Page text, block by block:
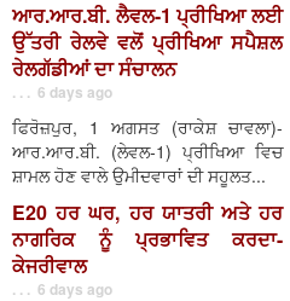
ਆਰ.ਆਰ.ਬੀ. ਲੈਵਲ-1 ਪ੍ਰੀਖਿਆ ਲਈ
ਉੱਤਰੀ ਰੇਲਵੇ ਵਲੋਂ ਪ੍ਰੀਖਿਆ ਸਪੈਸ਼ਲ
ਰੇਲਗੱਡੀਆਂ ਦਾ ਸੰਚਾਲਨ
. . . 6 days ago
ਫਿਰੋਜ਼ਪੁਰ, 1 ਅਗਸਤ (ਰਾਕੇਸ਼ ਚਾਵਲਾ)-
ਆਰ.ਆਰ.ਬੀ. (ਲੇਵਲ-1) ਪ੍ਰੀਖਿਆ ਵਿਚ
ਸ਼ਾਮਲ ਹੋਣ ਵਾਲੇ ਉਮੀਦਵਾਰਾਂ ਦੀ ਸਹੂਲਤ...
E20 ਹਰ ਘਰ, ਹਰ ਯਾਤਰੀ ਅਤੇ ਹਰ
ਨਾਗਰਿਕ ਨੂੰ ਪ੍ਰਭਾਵਿਤ ਕਰਦਾ-
ਕੇਜਰੀਵਾਲ
. . . 6 days ago